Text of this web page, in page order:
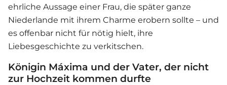
ehrliche Aussage einer Frau, die später ganze
Niederlande mit ihrem Charme erobern sollte – und
es offenbar nicht für nötig hielt, ihre
Liebesgeschichte zu verkitschen.
Königin Máxima und der Vater, der nicht
zur Hochzeit kommen durfte